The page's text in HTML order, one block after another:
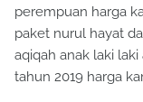
perempuan harga
paket nurul hayat
aqiqah anak laki
tahun 2019 harga